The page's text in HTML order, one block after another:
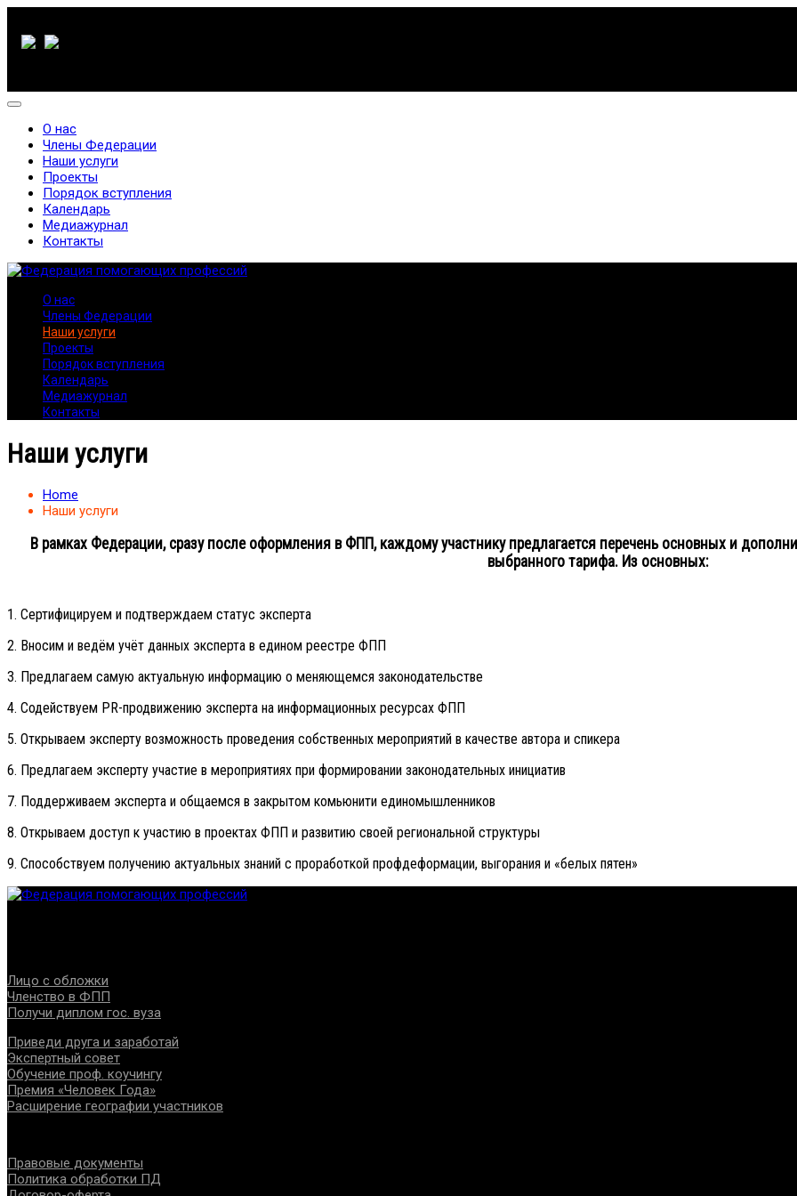
О нас
Члены Федерации
Наши услуги
Проекты
Порядок вступления
Календарь
Медиажурнал
Контакты
О нас
Члены Федерации
Наши услуги
Проекты
Порядок вступления
Календарь
Медиажурнал
Контакты
Наши услуги
Home
Наши услуги
В рамках Федерации, сразу после оформления в ФПП, каждому участнику предлагается перечень основных и
выбранного тарифа. Из основных:
1. Сертифицируем и подтверждаем статус эксперта
2. Вносим и ведём учёт данных эксперта в едином реестре ФПП
3. Предлагаем самую актуальную информацию о меняющемся законодательстве
4. Содействуем PR-продвижению эксперта на информационных ресурсах ФПП
5. Открываем эксперту возможность проведения собственных мероприятий в качестве автора и спикера
6. Предлагаем эксперту участие в мероприятиях при формировании законодательных инициатив
7. Поддерживаем эксперта и общаемся в закрытом комьюнити единомышленников
8. Открываем доступ к участию в проектах ФПП и развитию своей региональной структуры
9. Способствуем получению актуальных знаний с проработкой профдеформации, выгорания и «белых пятен»
Лицо с обложки
Членство в ФПП
Получи диплом гос. вуза
Приведи друга и заработай
Экспертный совет
Обучение проф. коучингу
Премия «Человек Года»
Расширение географии участников
Правовые документы
Политика обработки ПД